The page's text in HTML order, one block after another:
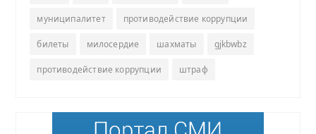
муниципалитет противодействие коррупции
билеты милосердие шахматы gjkbwbz
противодействие коррупции штраф